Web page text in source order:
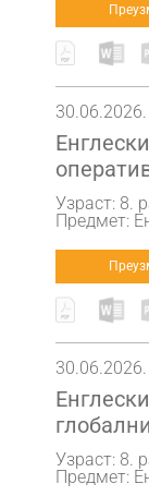
30.06.2026.
Узраст: 8.
Предмет:
30.06.2026.
Узраст: 8.
Предмет: